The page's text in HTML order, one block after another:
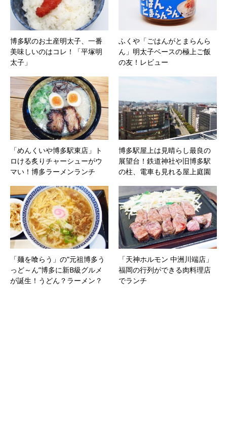
博多駅のお土産明太子、一番
美味しいのはコレ！「平塚明
太子」
ふくや「ごはんがとまらんら
ん」明太子ベースの極上ご飯
の友！レビュー
「めんくいや博多駅東店」ト
ロける炙りチャーシューがウ
マい！博多ラーメンランチ
博多駅屋上は見晴らし最良の
展望台！鉄道神社や旧博多駅
の柱、電車も見れる屋上庭園
「麺を喰らう」の”元祖博多う
っど～ん”博多に新B級グルメ
が誕生！うどん？ラーメン？
「天神ホルモン 中洲川端店」
福岡の行列ができる肉料理店
でランチ